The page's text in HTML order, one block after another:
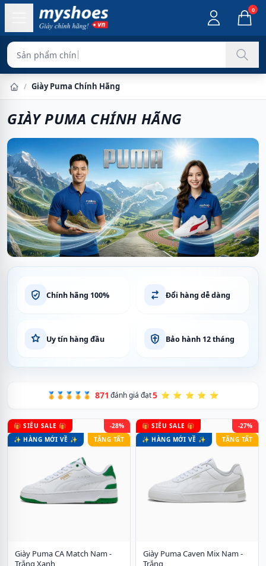
0
Sản phẩm chính hãng 100
/ Giày Puma Chính Hãng
GIÀY PUMA CHÍNH HÃNG
Chính hãng 100% Đổi hàng dễ dàng
Uy tín hàng đầu Bảo hành 12 tháng
🏅🏅🏅🏅🏅 871 đánh giá đạt5 ⭐ ⭐ ⭐ ⭐ ⭐
🎁 SIÊU SALE 🎁
✨ HÀNG MỚI VỀ ✨
-28%
TẶNG TẤT
Giày Puma CA Match Nam -
Trắng Xanh
🎁 SIÊU SALE 🎁
✨ HÀNG MỚI VỀ ✨
-27%
TẶNG TẤT
Giày Puma Caven Mix Nam -
Trắng